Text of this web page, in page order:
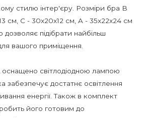
стилю інтер'єру. Розміри бра B
см, C - 30x20x12 см, A - 35x22x24 см
дозволяє підібрати найбільш
вашого приміщення.
світлодіодною лампою
забезпечує достатнє освітлення
енергії. Також в комплект
його готовим до